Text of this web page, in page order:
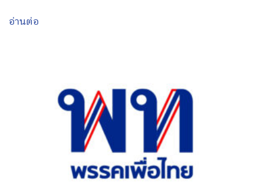
อ่านต่อ